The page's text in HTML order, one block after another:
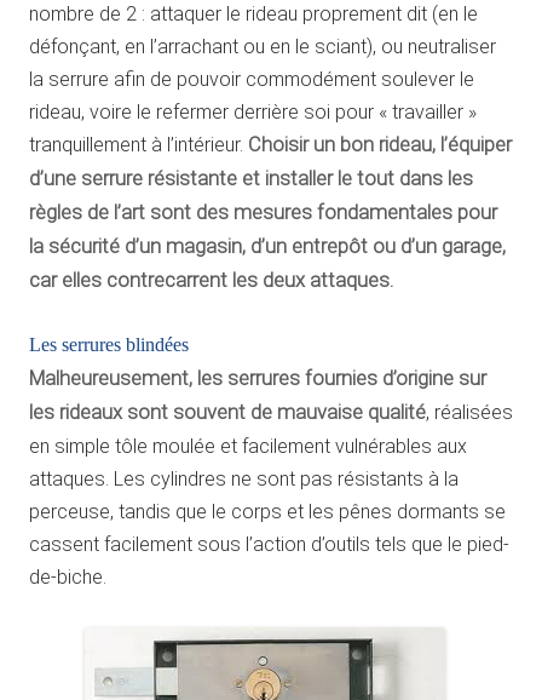
nombre de 2 : attaquer le rideau proprement dit (en le
défonçant, en l’arrachant ou en le sciant), ou neutraliser
la serrure afin de pouvoir commodément soulever le
rideau, voire le refermer derrière soi pour « travailler »
tranquillement à l’intérieur. Choisir un bon rideau, l’équiper
d’une serrure résistante et installer le tout dans les
règles de l’art sont des mesures fondamentales pour
la sécurité d’un magasin, d’un entrepôt ou d’un garage,
car elles contrecarrent les deux attaques.
Les serrures blindées
Malheureusement, les serrures fournies d’origine sur
les rideaux sont souvent de mauvaise qualité, réalisées
en simple tôle moulée et facilement vulnérables aux
attaques. Les cylindres ne sont pas résistants à la
perceuse, tandis que le corps et les pênes dormants se
cassent facilement sous l’action d’outils tels que le pied-
de-biche.